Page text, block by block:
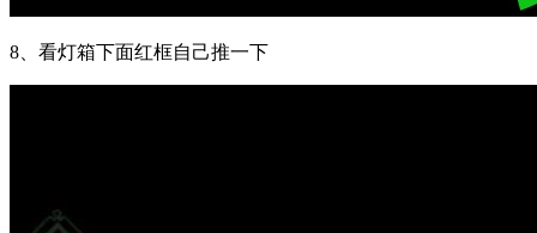
8、看灯箱下面红框自己推一下